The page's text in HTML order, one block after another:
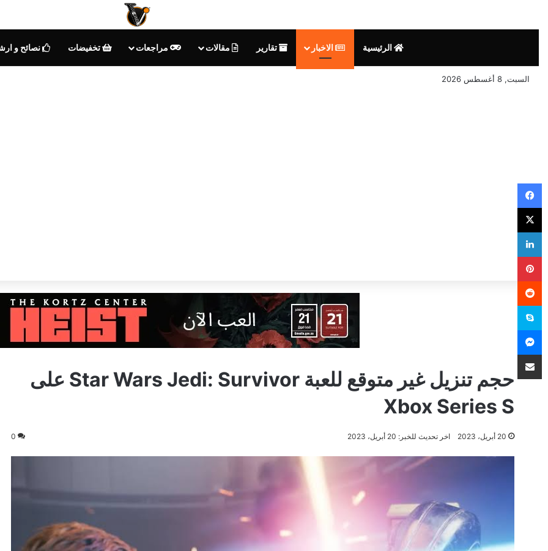
الرئيسية الاخبار تقارير مقالات مراجعات تخفيضات نصائح و
السبت, 8 أغسطس 2026
حجم تنزيل غير متوقع للعبة Star Wars Jedi: Survivor على
Xbox Series S
20 أبريل، 2023 اخر تحديث للخبر: 20 أبريل، 2023 0
فيسبوك
‫X
لينكدإن
بينتيريست
سكايب
ماسنجر
مشاركة عبر البريد